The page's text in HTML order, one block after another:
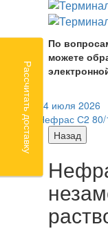
По
можете
24 июля 2026
Нефрас С2
Назад
Рассчитать доставку